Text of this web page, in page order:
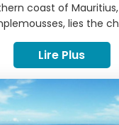
coast of
lies the
This popular
outdoor
and bars. What
Trou aux Beach
of the ultimate
see some of
Lire Plus